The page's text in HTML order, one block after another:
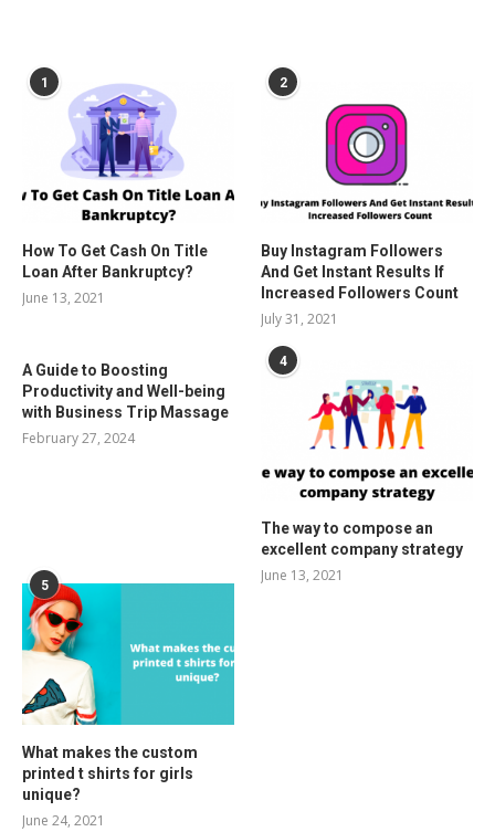
1
How To Get Cash On Title
Loan After Bankruptcy?
June 13, 2021
2
Buy Instagram Followers
And Get Instant Results If
Increased Followers Count
July 31, 2021
A Guide to Boosting
Productivity and Well-being
with Business Trip Massage
February 27, 2024
4
The way to compose an
excellent company strategy
June 13, 2021
5
What makes the custom
printed t shirts for girls
unique?
June 24, 2021